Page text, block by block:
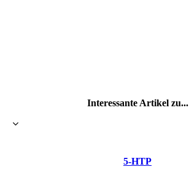
Interessante Artikel zu...
5-HTP